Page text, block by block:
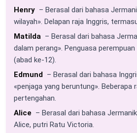
Henry – Berasal dari bahasa
wilayah». Delapan raja Inggris,
Matilda – Berasal dari bahasa
dalam perang». Penguasa
(abad ke-12).
Edmund – Berasal dari bahasa
«penjaga yang beruntung». Beberapa
pertengahan.
Alice – Berasal dari bahasa
Alice, putri Ratu Victoria.